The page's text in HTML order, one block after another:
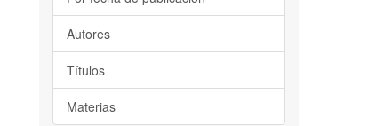
Autores
Títulos
Materias